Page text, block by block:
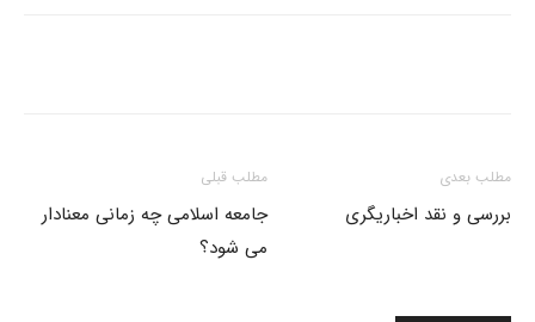
مطلب قبلی
جامعه اسلامی چه زمانی معنادار
می شود؟
مطلب بعدی
بررسی و نقد اخباریگری